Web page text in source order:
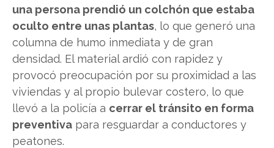
una persona prendió un colchón que estaba
oculto entre unas plantas, lo que generó una
columna de humo inmediata y de gran
densidad. El material ardió con rapidez y
provocó preocupación por su proximidad a las
viviendas y al propio bulevar costero, lo que
llevó a la policía a cerrar el tránsito en forma
preventiva para resguardar a conductores y
peatones.